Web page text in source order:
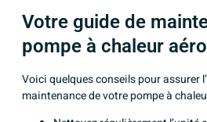
Votre guide de
pompe à chaleur
Voici quelques conseils pour assurer
maintenance de votre pompe à